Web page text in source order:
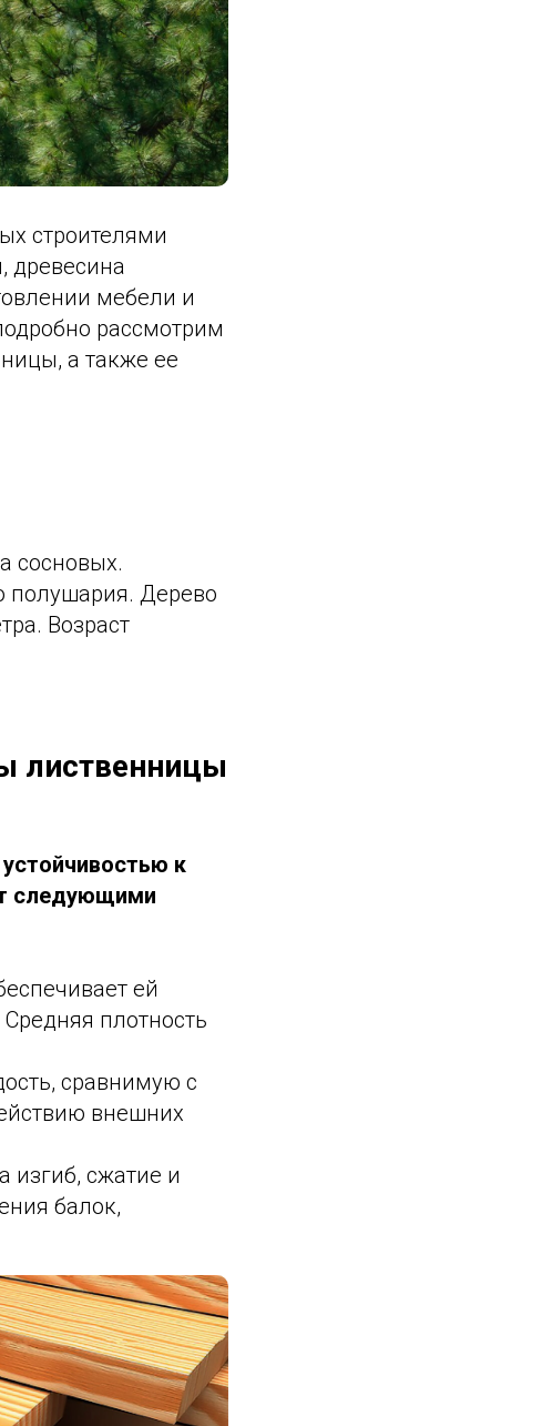
строителями
древесина
мебели и
рассмотрим
а также ее
сосновых.
полушария. Дерево
Возраст
лиственницы
к
следующими
ей
плотность
сравнимую с
внешних
изгиб, сжатие и
балок,